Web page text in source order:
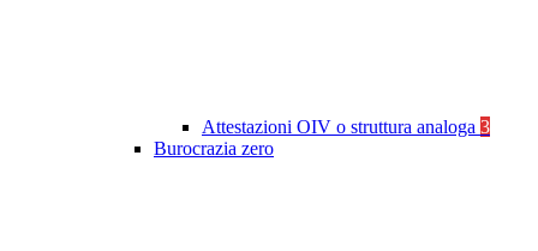
Attestazioni OIV o struttura analoga 3
Burocrazia zero